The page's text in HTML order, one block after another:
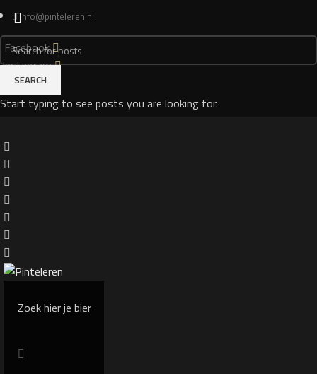
info@pinteleren.nl
Facebook
Instagram
Login
SEARCH
Start typing to see posts you are looking for.